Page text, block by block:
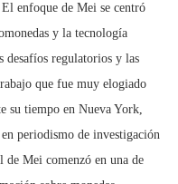
enfoque de Mei se centró
y la tecnología
regulatorios y las
que fue muy elogiado
su tiempo en Nueva York,
periodismo de investigación
de Mei comenzó en una de